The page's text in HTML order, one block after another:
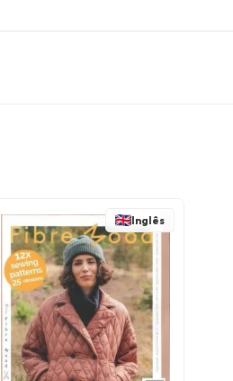
Inglês